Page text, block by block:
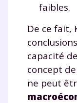
faibles.
De ce fait,
capacité de
concept
ne peut